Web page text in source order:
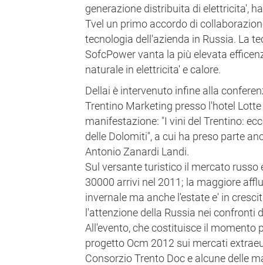
generazione distribuita di elettricita',
Tvel un primo accordo di
tecnologia dell'azienda in Russia. La
SofcPower vanta la più elevata
naturale in elettricita' e calore.
Dellai è intervenuto infine alla
Trentino Marketing presso l'hotel
manifestazione: "I vini del Trentino:
delle Dolomiti", a cui ha preso parte
Antonio Zanardi Landi.
Sul versante turistico il mercato russo
30000 arrivi nel 2011; la maggiore
invernale ma anche l'estate e' in
l'attenzione della Russia nei confronti
All'evento, che costituisce il momento
progetto Ocm 2012 sui mercati
Consorzio Trento Doc e alcune delle